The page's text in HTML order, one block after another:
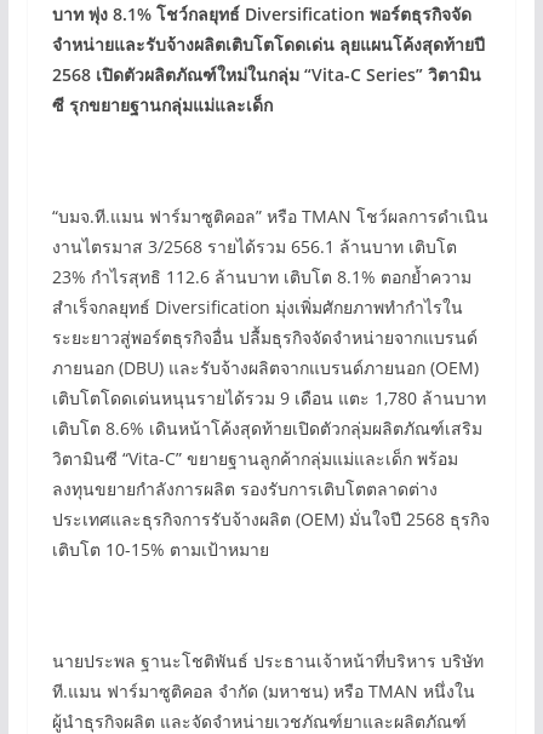
บาท พุ่ง 8.1% โชว์กลยุทธ์ Diversification พอร์ตธุรกิจจัด
จำหน่ายและรับจ้างผลิตเติบโตโดดเด่น ลุยแผนโค้งสุดท้ายปี
2568 เปิดตัวผลิตภัณฑ์ใหม่ในกลุ่ม “Vita-C Series” วิตามิน
ซี รุกขยายฐานกลุ่มแม่และเด็ก
“บมจ.ที.แมน ฟาร์มาซูติคอล” หรือ TMAN โชว์ผลการดำเนิน
งานไตรมาส 3/2568 รายได้รวม 656.1 ล้านบาท เติบโต
23% กำไรสุทธิ 112.6 ล้านบาท เติบโต 8.1% ตอกย้ำความ
สำเร็จกลยุทธ์ Diversification มุ่งเพิ่มศักยภาพทำกำไรใน
ระยะยาวสู่พอร์ตธุรกิจอื่น ปลื้มธุรกิจจัดจำหน่ายจากแบรนด์
ภายนอก (DBU) และรับจ้างผลิตจากแบรนด์ภายนอก (OEM)
เติบโตโดดเด่นหนุนรายได้รวม 9 เดือน แตะ 1,780 ล้านบาท
เติบโต 8.6% เดินหน้าโค้งสุดท้ายเปิดตัวกลุ่มผลิตภัณฑ์เสริม
วิตามินซี “Vita-C” ขยายฐานลูกค้ากลุ่มแม่และเด็ก พร้อม
ลงทุนขยายกำลังการผลิต รองรับการเติบโตตลาดต่าง
ประเทศและธุรกิจการรับจ้างผลิต (OEM) มั่นใจปี 2568 ธุรกิจ
เติบโต 10-15% ตามเป้าหมาย
นายประพล ฐานะโชติพันธ์ ประธานเจ้าหน้าที่บริหาร บริษัท
ที.แมน ฟาร์มาซูติคอล จำกัด (มหาชน) หรือ TMAN หนึ่งใน
ผู้นำธุรกิจผลิต และจัดจำหน่ายเวชภัณฑ์ยาและผลิตภัณฑ์